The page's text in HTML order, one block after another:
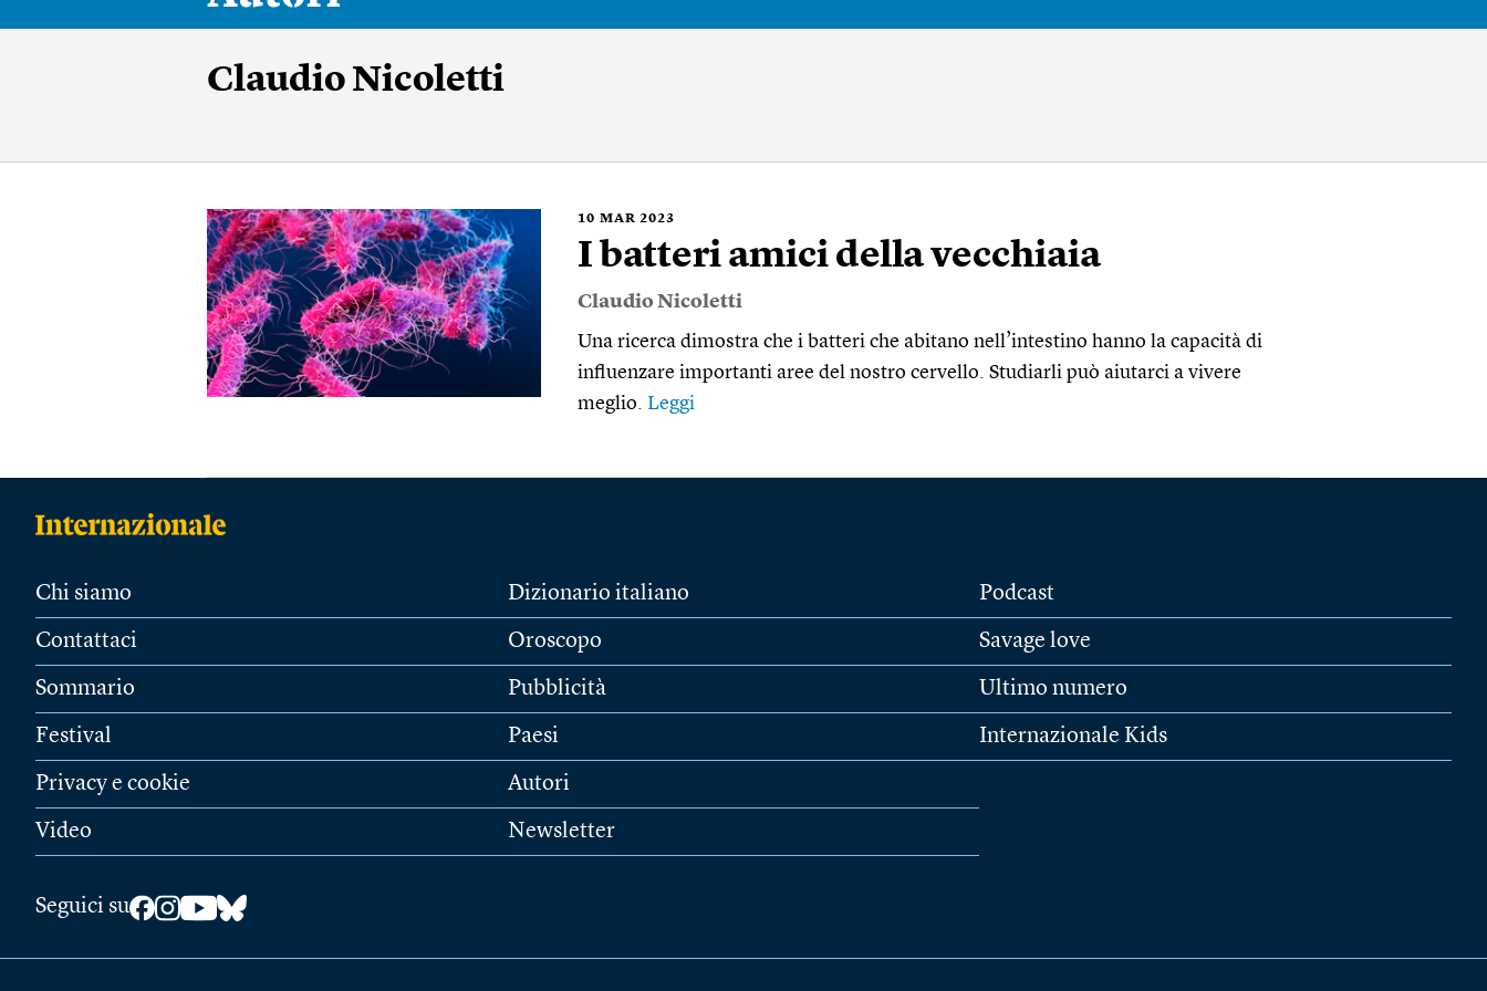
Claudio Nicoletti
10 MAR 2023
I batteri amici della vecchiaia
Claudio Nicoletti
Una ricerca dimostra che i batteri che abitano nell’intestino hanno la capacità di
influenzare importanti aree del nostro cervello. Studiarli può aiutarci a vivere
meglio. Leggi
Chi siamo
Contattaci
Sommario
Festival
Privacy e cookie
Video
Dizionario italiano
Oroscopo
Pubblicità
Paesi
Autori
Newsletter
Podcast
Savage love
Ultimo numero
Internazionale Kids
Seguici su